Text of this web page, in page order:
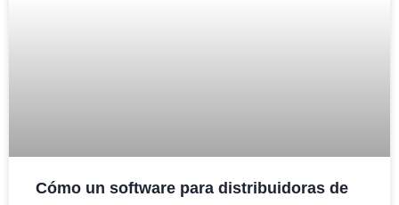
Cómo un software para distribuidoras de